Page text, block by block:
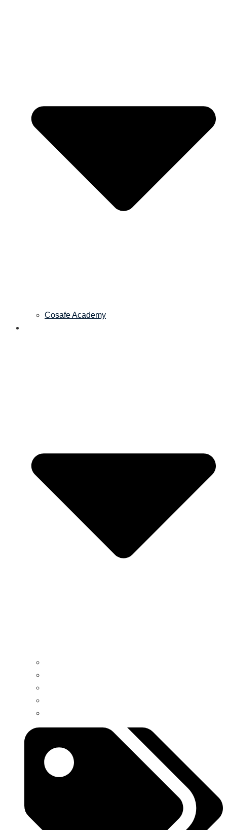
Cosafe Academy